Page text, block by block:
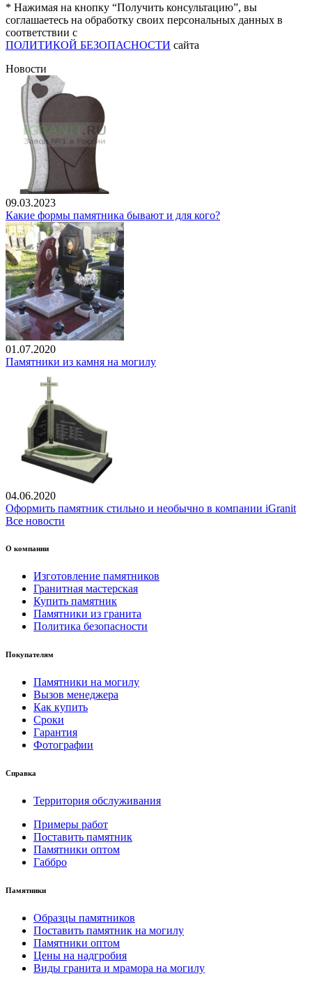
* Нажимая на кнопку “Получить консультацию”, вы
соглашаетесь на обработку своих персональных данных в
соответствии с
ПОЛИТИКОЙ БЕЗОПАСНОСТИ сайта
Новости
09.03.2023
Какие формы памятника бывают и для кого?
01.07.2020
Памятники из камня на могилу
04.06.2020
Оформить памятник стильно и необычно в компании iGranit
Все новости
О компании
Изготовление памятников
Гранитная мастерская
Купить памятник
Памятники из гранита
Политика безопасности
Покупателям
Памятники на могилу
Вызов менеджера
Как купить
Сроки
Гарантия
Фотографии
Справка
Территория обслуживания
Примеры работ
Поставить памятник
Памятники оптом
Габбро
Памятники
Образцы памятников
Поставить памятник на могилу
Памятники оптом
Цены на надгробия
Виды гранита и мрамора на могилу